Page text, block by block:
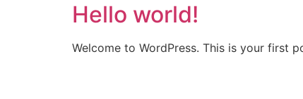
Hello world!
Welcome to WordPress. This is your first